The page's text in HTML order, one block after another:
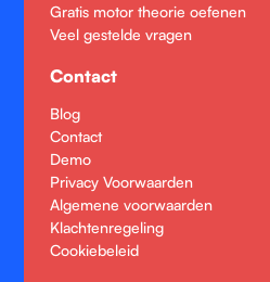
Gratis motor theorie oefenen
Veel gestelde vragen
Contact
Blog
Contact
Demo
Privacy Voorwaarden
Algemene voorwaarden
Klachtenregeling
Cookiebeleid